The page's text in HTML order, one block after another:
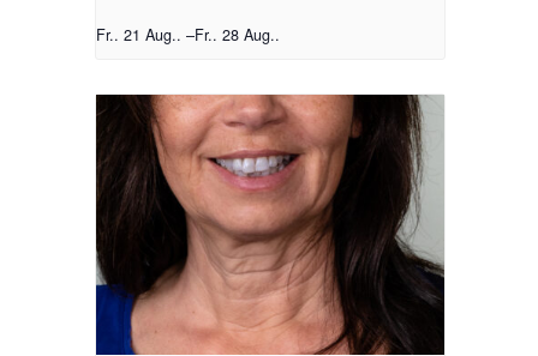
Fr.. 21 Aug.. –Fr.. 28 Aug..